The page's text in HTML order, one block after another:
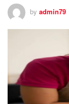
by admin79